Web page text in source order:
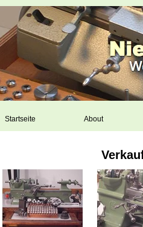
Startseite About